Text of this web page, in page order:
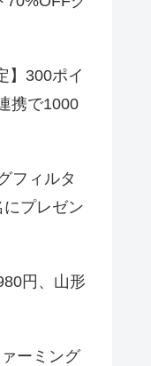
】300ポイ
携で1000
フィルタ
プレゼン
円、山形
ーミング